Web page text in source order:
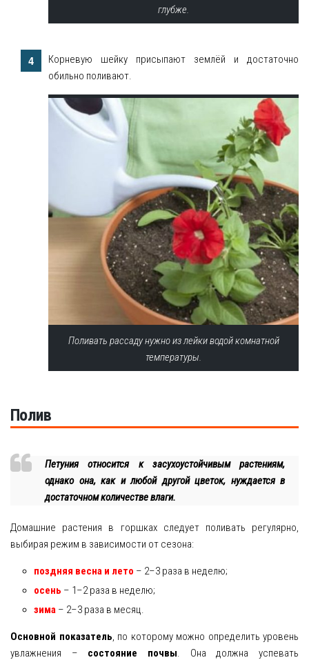
глубже.
Корневую шейку присыпают землёй и достаточно
обильно поливают.
Поливать рассаду нужно из лейки водой комнатной
температуры.
Полив
Петуния относится к засухоустойчивым растениям,
однако она, как и любой другой цветок, нуждается в
достаточном количестве влаги.
Домашние растения в горшках следует поливать регулярно,
выбирая режим в зависимости от сезона:
поздняя весна и лето – 2–3 раза в неделю;
осень – 1–2 раза в неделю;
зима – 2–3 раза в месяц.
Основной показатель , по которому можно определить уровень
увлажнения – состояние почвы . Она должна успевать